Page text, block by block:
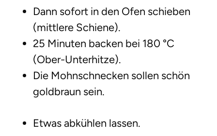
Dann sofort in den Ofen schieben
(mittlere Schiene).
25 Minuten backen bei 180 °C
(Ober-Unterhitze).
Die Mohnschnecken sollen schön
goldbraun sein.
Etwas abkühlen lassen.